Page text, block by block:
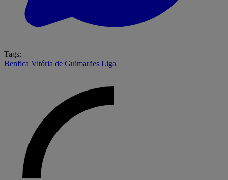
Tags:
Benfica Vitória de Guimarães Liga